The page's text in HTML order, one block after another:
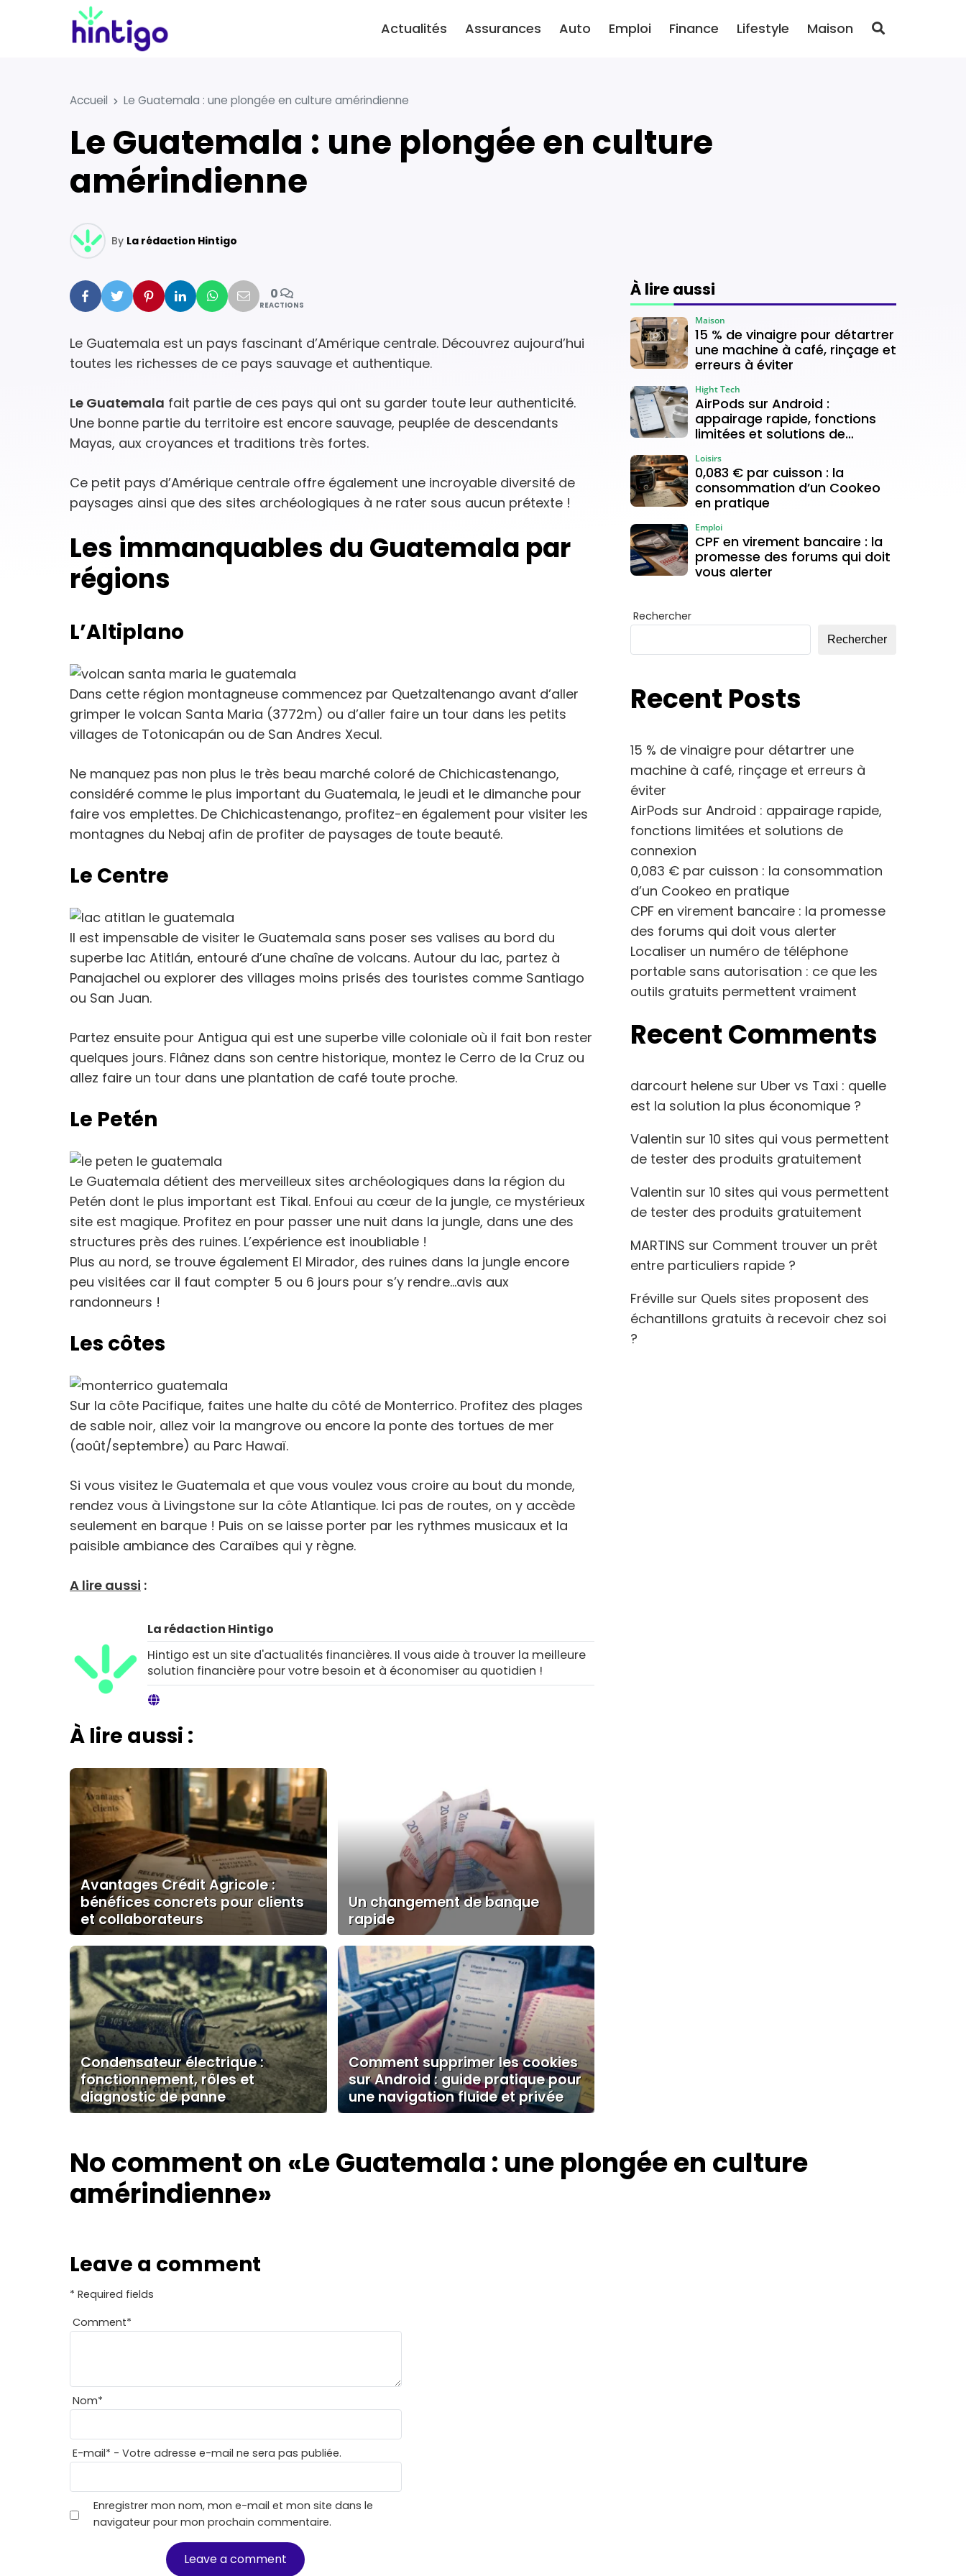
Actualités Assurances Auto Emploi Finance Lifestyle Maison
Accueil Le Guatemala : une plongée en culture amérindienne
Le Guatemala : une plongée en culture
amérindienne
By La rédaction Hintigo
Facebook
Twitter PinterestLinkedinWhatsapp
Mail0
REACTIONS
Le Guatemala est un pays fascinant d’Amérique centrale. Découvrez aujourd’hui
toutes les richesses de ce pays sauvage et authentique.
Le Guatemala fait partie de ces pays qui ont su garder toute leur authenticité.
Une bonne partie du territoire est encore sauvage, peuplée de descendants
Mayas, aux croyances et traditions très fortes.
Ce petit pays d’Amérique centrale offre également une incroyable diversité de
paysages ainsi que des sites archéologiques à ne rater sous aucun prétexte !
Les immanquables du Guatemala par
régions
L’Altiplano
Dans cette région montagneuse commencez par Quetzaltenango avant d’aller
grimper le volcan Santa Maria (3772m) ou d’aller faire un tour dans les petits
villages de Totonicapán ou de San Andres Xecul.
Ne manquez pas non plus le très beau marché coloré de Chichicastenango,
considéré comme le plus important du Guatemala, le jeudi et le dimanche pour
faire vos emplettes. De Chichicastenango, profitez-en également pour visiter les
montagnes du Nebaj afin de profiter de paysages de toute beauté.
Le Centre
Il est impensable de visiter le Guatemala sans poser ses valises au bord du
superbe lac Atitlán, entouré d’une chaîne de volcans. Autour du lac, partez à
Panajachel ou explorer des villages moins prisés des touristes comme Santiago
ou San Juan.
Partez ensuite pour Antigua qui est une superbe ville coloniale où il fait bon rester
quelques jours. Flânez dans son centre historique, montez le Cerro de la Cruz ou
allez faire un tour dans une plantation de café toute proche.
Le Petén
Le Guatemala détient des merveilleux sites archéologiques dans la région du
Petén dont le plus important est Tikal. Enfoui au cœur de la jungle, ce mystérieux
site est magique. Profitez en pour passer une nuit dans la jungle, dans une des
structures près des ruines. L’expérience est inoubliable !
Plus au nord, se trouve également El Mirador, des ruines dans la jungle encore
peu visitées car il faut compter 5 ou 6 jours pour s’y rendre…avis aux
randonneurs !
Les côtes
Sur la côte Pacifique, faites une halte du côté de Monterrico. Profitez des plages
de sable noir, allez voir la mangrove ou encore la ponte des tortues de mer
(août/septembre) au Parc Hawaï.
Si vous visitez le Guatemala et que vous voulez vous croire au bout du monde,
rendez vous à Livingstone sur la côte Atlantique. Ici pas de routes, on y accède
seulement en barque ! Puis on se laisse porter par les rythmes musicaux et la
paisible ambiance des Caraïbes qui y règne.
A lire aussi :
La rédaction Hintigo
Hintigo est un site d'actualités financières. Il vous aide à trouver la meilleure
solution financière pour votre besoin et à économiser au quotidien !
À lire aussi :
Avantages Crédit Agricole :
bénéfices concrets pour clients
et collaborateurs
Un changement de banque
rapide
Condensateur électrique :
fonctionnement, rôles et
diagnostic de panne
Comment supprimer les cookies
sur Android : guide pratique pour
une navigation fluide et privée
À lire aussi
15 % de vinaigre pour détartrer
une machine à café, rinçage et
erreurs à éviter
Maison
AirPods sur Android :
appairage rapide, fonctions
limitées et solutions de
Hight Tech
0,083 € par cuisson : la
consommation d’un Cookeo
en pratique
Loisirs
CPF en virement bancaire : la
promesse des forums qui doit
vous alerter
Emploi
Rechercher
Rechercher
Recent Posts
15 % de vinaigre pour détartrer une
machine à café, rinçage et erreurs à
éviter
AirPods sur Android : appairage rapide,
fonctions limitées et solutions de
connexion
0,083 € par cuisson : la consommation
d’un Cookeo en pratique
CPF en virement bancaire : la promesse
des forums qui doit vous alerter
Localiser un numéro de téléphone
portable sans autorisation : ce que les
outils gratuits permettent vraiment
Recent Comments
darcourt helene sur Uber vs Taxi : quelle
est la solution la plus économique ?
Valentin sur 10 sites qui vous permettent
de tester des produits gratuitement
Valentin sur 10 sites qui vous permettent
de tester des produits gratuitement
MARTINS sur Comment trouver un prêt
entre particuliers rapide ?
Fréville sur Quels sites proposent des
échantillons gratuits à recevoir chez soi
?
No comment on «Le Guatemala : une plongée en culture
amérindienne»
Leave a comment
* Required fields
Comment*
Nom*
E-mail* - Votre adresse e-mail ne sera pas publiée.
Enregistrer mon nom, mon e-mail et mon site dans le
navigateur pour mon prochain commentaire.